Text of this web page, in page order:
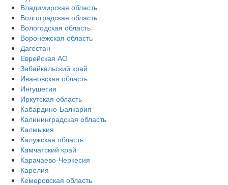
Владимирская область
Волгоградская область
Вологодская область
Воронежская область
Дагестан
Еврейская АО
Забайкальский край
Ивановская область
Ингушетия
Иркутская область
Кабардино-Балкария
Калининградская область
Калмыкия
Калужская область
Камчатский край
Карачаево-Черкесия
Карелия
Кемеровская область